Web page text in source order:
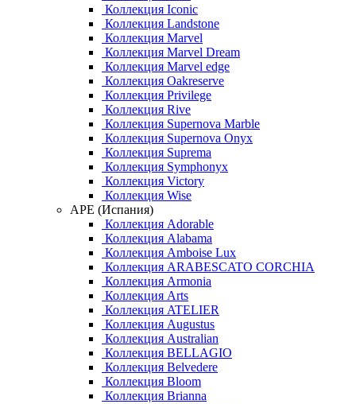
Коллекция Iconic
Коллекция Landstone
Коллекция Marvel
Коллекция Marvel Dream
Коллекция Marvel edge
Коллекция Oakreserve
Коллекция Privilege
Коллекция Rive
Коллекция Supernova Marble
Коллекция Supernova Onyx
Коллекция Suprema
Коллекция Symphonyx
Коллекция Victory
Коллекция Wise
APE (Испания)
Коллекция Adorable
Коллекция Alabama
Коллекция Amboise Lux
Коллекция ARABESCATO CORCHIA
Коллекция Armonia
Коллекция Arts
Коллекция ATELIER
Коллекция Augustus
Коллекция Australian
Коллекция BELLAGIO
Коллекция Belvedere
Коллекция Bloom
Коллекция Brianna